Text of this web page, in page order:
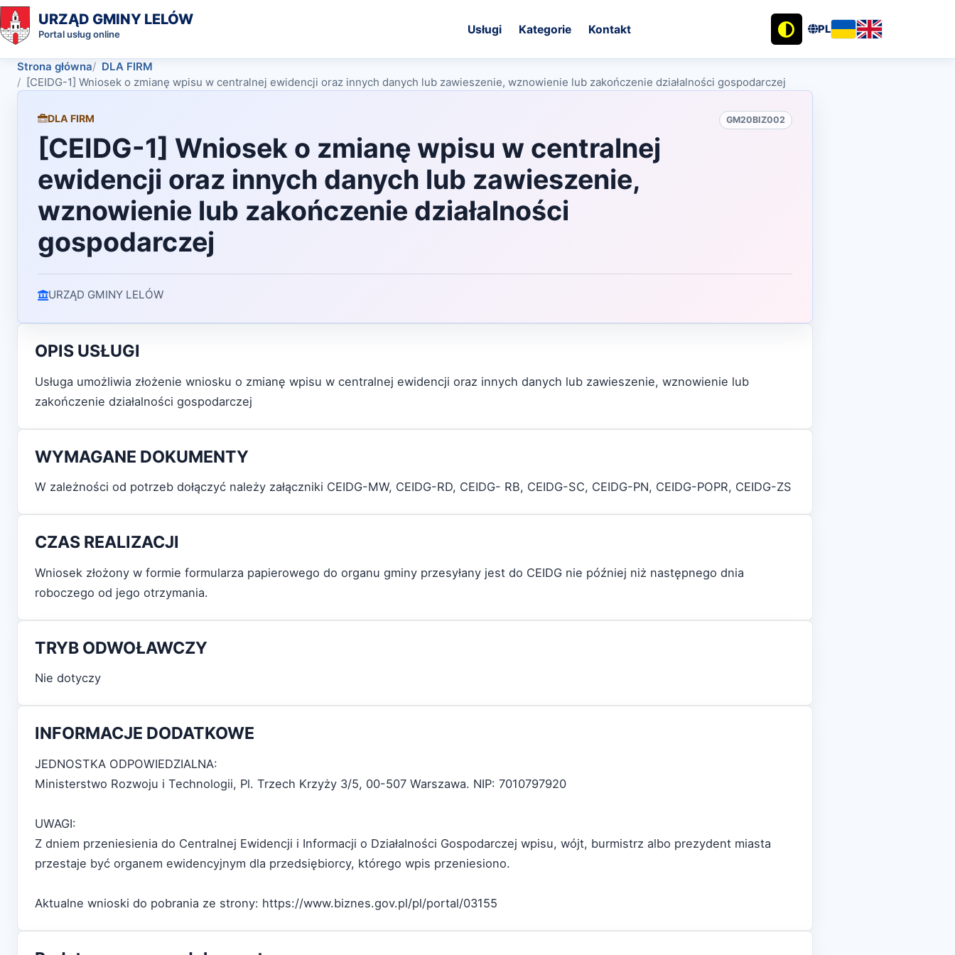
URZĄD GMINY LELÓW
Portal usług online Usługi Kategorie Kontakt PL
Strona główna
DLA FIRM
[CEIDG-1] Wniosek o zmianę wpisu w centralnej ewidencji oraz innych danych lub zawieszenie, wznowienie lub zakończenie działalności gospodarczej
DLA FIRM GM20BIZ002
[CEIDG-1] Wniosek o zmianę wpisu w centralnej
ewidencji oraz innych danych lub zawieszenie,
wznowienie lub zakończenie działalności
gospodarczej
URZĄD GMINY LELÓW
OPIS USŁUGI
Usługa umożliwia złożenie wniosku o zmianę wpisu w centralnej ewidencji oraz innych danych lub zawieszenie, wznowienie lub
zakończenie działalności gospodarczej
WYMAGANE DOKUMENTY
W zależności od potrzeb dołączyć należy załączniki CEIDG-MW, CEIDG-RD, CEIDG- RB, CEIDG-SC, CEIDG-PN, CEIDG-POPR, CEIDG-ZS
CZAS REALIZACJI
Wniosek złożony w formie formularza papierowego do organu gminy przesyłany jest do CEIDG nie później niż następnego dnia
roboczego od jego otrzymania.
TRYB ODWOŁAWCZY
Nie dotyczy
INFORMACJE DODATKOWE
JEDNOSTKA ODPOWIEDZIALNA:
Ministerstwo Rozwoju i Technologii, Pl. Trzech Krzyży 3/5, 00-507 Warszawa. NIP: 7010797920
UWAGI:
Z dniem przeniesienia do Centralnej Ewidencji i Informacji o Działalności Gospodarczej wpisu, wójt, burmistrz albo prezydent miasta
przestaje być organem ewidencyjnym dla przedsiębiorcy, którego wpis przeniesiono.
Aktualne wnioski do pobrania ze strony: https://www.biznes.gov.pl/pl/portal/03155